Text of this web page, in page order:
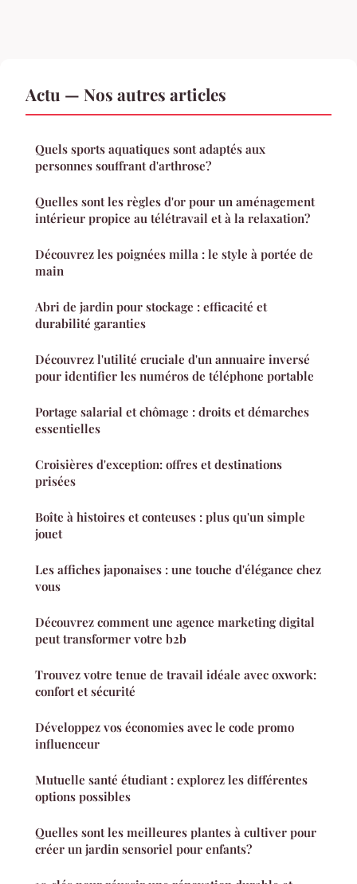
Actu — Nos autres articles
Quels sports aquatiques sont adaptés aux
personnes souffrant d'arthrose?
Quelles sont les règles d'or pour un aménagement
intérieur propice au télétravail et à la relaxation?
Découvrez les poignées milla : le style à portée de
main
Abri de jardin pour stockage : efficacité et
durabilité garanties
Découvrez l'utilité cruciale d'un annuaire inversé
pour identifier les numéros de téléphone portable
Portage salarial et chômage : droits et démarches
essentielles
Croisières d'exception: offres et destinations
prisées
Boîte à histoires et conteuses : plus qu'un simple
jouet
Les affiches japonaises : une touche d'élégance chez
vous
Découvrez comment une agence marketing digital
peut transformer votre b2b
Trouvez votre tenue de travail idéale avec oxwork:
confort et sécurité
Développez vos économies avec le code promo
influenceur
Mutuelle santé étudiant : explorez les différentes
options possibles
Quelles sont les meilleures plantes à cultiver pour
créer un jardin sensoriel pour enfants?